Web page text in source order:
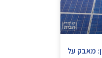
מאבק על